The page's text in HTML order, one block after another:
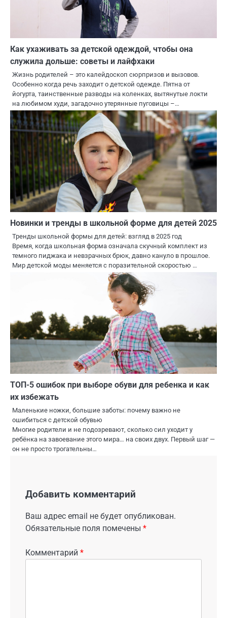
Как ухаживать за детской одеждой, чтобы она
служила дольше: советы и лайфхаки
Жизнь родителей – это калейдоскоп сюрпризов и вызовов.
Особенно когда речь заходит о детской одежде. Пятна от
йогурта, таинственные разводы на коленках, вытянутые локти
на любимом худи, загадочно утерянные пуговицы –…
Новинки и тренды в школьной форме для детей 2025
Тренды школьной формы для детей: взгляд в 2025 год
Время, когда школьная форма означала скучный комплект из
темного пиджака и невзрачных брюк, давно кануло в прошлое.
Мир детской моды меняется с поразительной скоростью …
ТОП-5 ошибок при выборе обуви для ребенка и как
их избежать
Маленькие ножки, большие заботы: почему важно не
ошибиться с детской обувью
Многие родители и не подозревают, сколько сил уходит у
ребёнка на завоевание этого мира… на своих двух. Первый шаг —
он не просто трогательны…
Добавить комментарий
Ваш адрес email не будет опубликован.
Обязательные поля помечены *
Комментарий *